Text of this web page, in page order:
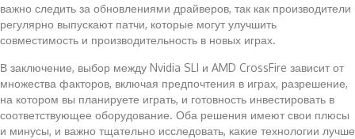
важно следить за обновлениями драйверов, так как производители
регулярно выпускают патчи, которые могут улучшить
совместимость и производительность в новых играх.
В заключение, выбор между Nvidia SLI и AMD CrossFire зависит от
множества факторов, включая предпочтения в играх, разрешение,
на котором вы планируете играть, и готовность инвестировать в
соответствующее оборудование. Оба решения имеют свои плюсы
и минусы, и важно тщательно исследовать, какие технологии лучше